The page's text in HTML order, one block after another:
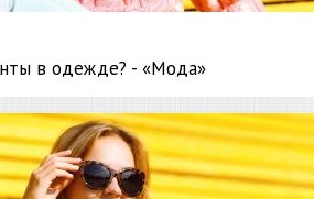
в одежде? - «Мода»